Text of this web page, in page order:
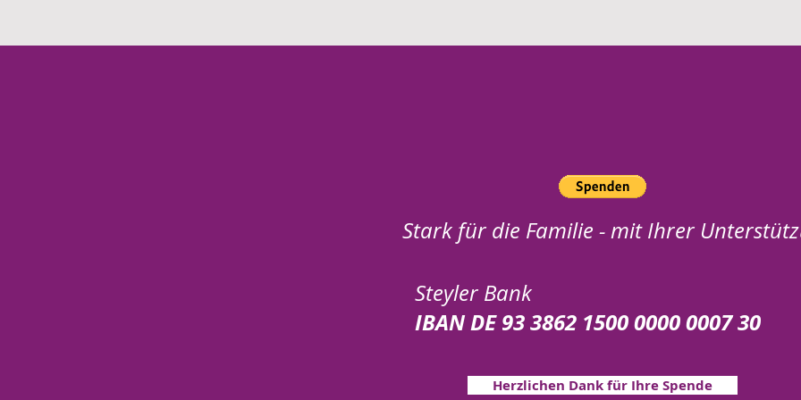
Stark für die Familie - mit Ihrer
Steyler Bank
IBAN DE 93 3862 1500 0000 0007 30
Herzlichen Dank für Ihre Spende